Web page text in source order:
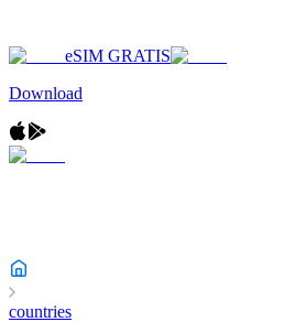
eSIM GRATIS
Download
countries